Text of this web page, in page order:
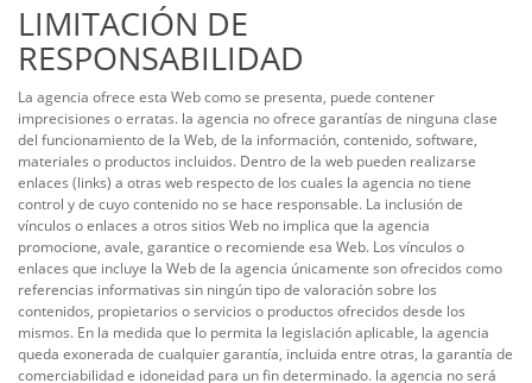
LIMITACIÓN DE
RESPONSABILIDAD
La agencia ofrece esta Web como se presenta, puede contener
imprecisiones o erratas. la agencia no ofrece garantías de ninguna clase
del funcionamiento de la Web, de la información, contenido, software,
materiales o productos incluidos. Dentro de la web pueden realizarse
enlaces (links) a otras web respecto de los cuales la agencia no tiene
control y de cuyo contenido no se hace responsable. La inclusión de
vínculos o enlaces a otros sitios Web no implica que la agencia
promocione, avale, garantice o recomiende esa Web. Los vínculos o
enlaces que incluye la Web de la agencia únicamente son ofrecidos como
referencias informativas sin ningún tipo de valoración sobre los
contenidos, propietarios o servicios o productos ofrecidos desde los
mismos. En la medida que lo permita la legislación aplicable, la agencia
queda exonerada de cualquier garantía, incluida entre otras, la garantía de
comerciabilidad e idoneidad para un fin determinado. la agencia no será